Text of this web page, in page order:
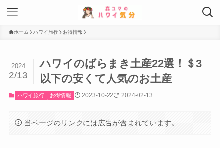
ホーム ハワイ旅行 お得情報
ハワイのばらまき土産22選！＄3
以下の安くて人気のお土産
2024
2/13
ハワイ旅行 お得情報 2023-10-22 2024-02-13
当ページのリンクには広告が含まれています。